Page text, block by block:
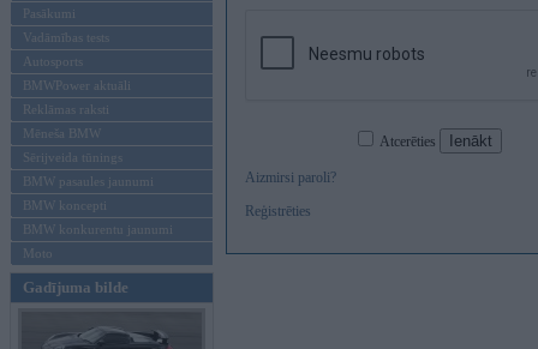
Pasākumi
Vadāmības tests
Autosports
BMWPower aktuāli
Reklāmas raksti
Mēneša BMW
Sērijveida tūnings
BMW pasaules jaunumi
BMW koncepti
BMW konkurentu jaunumi
Moto
Gadījuma bilde
Atcerēties
Aizmirsi paroli?
Reģistrēties